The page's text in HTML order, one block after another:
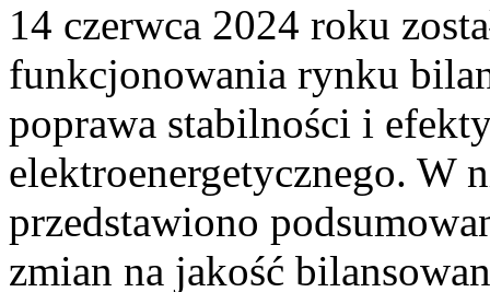
14 czerwca 2024 roku
funkcjonowania rynku
poprawa stabilności i
elektroenergetycznego. W
przedstawiono
zmian na jakość